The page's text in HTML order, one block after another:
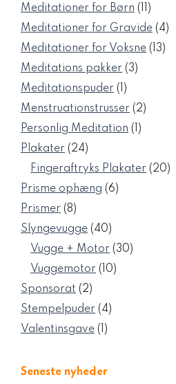
Meditationer for Børn 1111
varer
Meditationer for Gravide 44
Meditationer for Voksne 1313
Meditations pakker 33
Meditationspuder 11
vare
Menstruationstrusser 22
Personlig Meditation 11
Plakater 2424
varer
Fingeraftryks Plakater 2020
Prisme ophæng 66
Prismer 88
varer
Slyngevugge 4040
varer
Vugge + Motor 3030
Vuggemotor 1010
Sponsorat 22
varer
Stempelpuder 44
Valentinsgave 11
Seneste nyheder